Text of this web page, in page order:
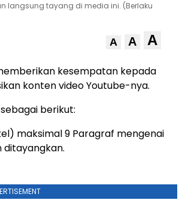
langsung tayang di media ini. (Berlaku
A A A
kesempatan kepada
konten video Youtube-nya.
berikut:
maksimal 9 Paragraf mengenai
ditayangkan.